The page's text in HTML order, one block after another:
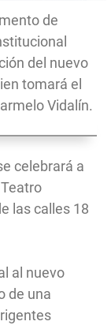
de
del nuevo
tomará el
Vidalín.
celebrará a
las calles 18
al nuevo
de una